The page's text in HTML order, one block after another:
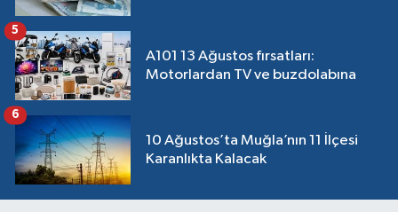
A101 13 Ağustos fırsatları:
Motorlardan TV ve buzdolabına
5
10 Ağustos’ta Muğla’nın 11 İlçesi
Karanlıkta Kalacak
6